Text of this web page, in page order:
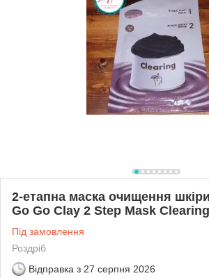
2-етапна маска очищення
Go Go Clay 2 Step Mask
Під замовлення
Роздріб
Відправка з 27 серпня 2026